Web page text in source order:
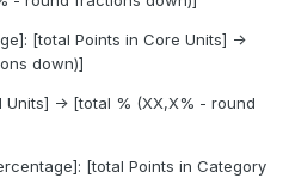
[total Points in Core Units] ->
down)]
-> [total % (XX,X% - round
[total Points in Category